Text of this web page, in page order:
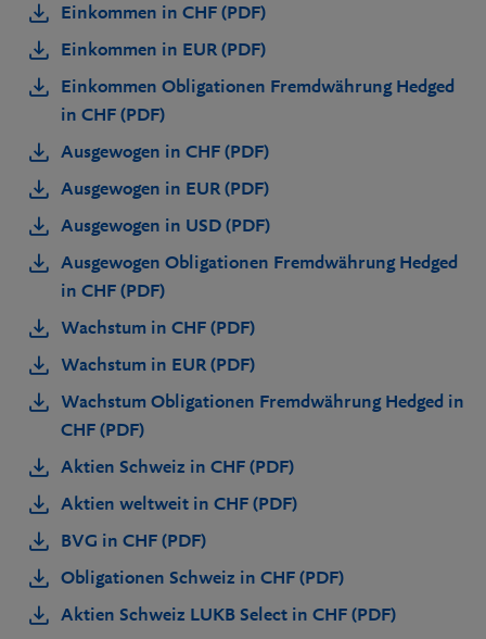
Einkommen in CHF (PDF)
Einkommen in EUR (PDF)
Einkommen Obligationen Fremdwährung Hedged
in CHF (PDF)
Ausgewogen in CHF (PDF)
Ausgewogen in EUR (PDF)
Ausgewogen in USD (PDF)
Ausgewogen Obligationen Fremdwährung Hedged
in CHF (PDF)
Wachstum in CHF (PDF)
Wachstum in EUR (PDF)
Wachstum Obligationen Fremdwährung Hedged in
CHF (PDF)
Aktien Schweiz in CHF (PDF)
Aktien weltweit in CHF (PDF)
BVG in CHF (PDF)
Obligationen Schweiz in CHF (PDF)
Aktien Schweiz LUKB Select in CHF (PDF)